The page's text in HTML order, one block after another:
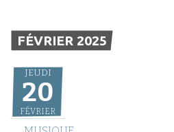
FÉVRIER 2025
JEUDI
20
FÉVRIER